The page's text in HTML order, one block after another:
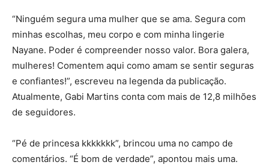
“Ninguém segura uma mulher que se ama. Segura com
minhas escolhas, meu corpo e com minha lingerie
Nayane. Poder é compreender nosso valor. Bora galera,
mulheres! Comentem aqui como amam se sentir seguras
e confiantes!”, escreveu na legenda da publicação.
Atualmente, Gabi Martins conta com mais de 12,8 milhões
de seguidores.
“Pé de princesa kkkkkkk”, brincou uma no campo de
comentários. “É bom de verdade”, apontou mais uma.